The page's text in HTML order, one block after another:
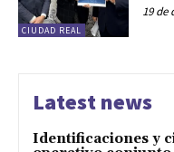
CIUDAD REAL
19 de
Latest news
Identificaciones y